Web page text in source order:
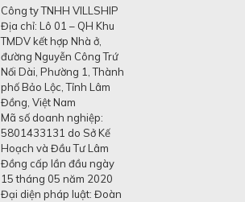
Công ty TNHH VILLSHIP
Địa chỉ: Lô 01 – QH Khu
TMDV kết hợp Nhà ở,
đường Nguyễn Công Trứ
Nối Dài, Phường 1, Thành
phố Bảo Lộc, Tỉnh Lâm
Đồng, Việt Nam
Mã số doanh nghiệp:
5801433131 do Sở Kế
Hoạch và Đầu Tư Lâm
Đồng cấp lần đầu ngày
15 tháng 05 năm 2020
Đại diện pháp luật: Đoàn